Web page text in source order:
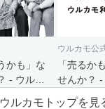
かも」な
- ウルカ
ウルカモ公
「売るか
せんか？ -
主さま向け
ウルカモトップを見